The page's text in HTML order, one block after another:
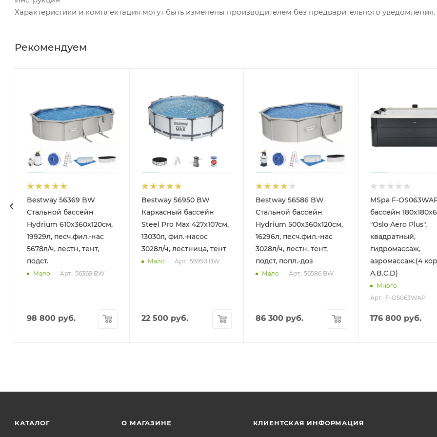
Характеристики и комплектация могут быть изменены производителем без предварительного уведомления.
Рекомендуем
Bestway 56369 BW
Стальной бассейн
Hydrium 610х360х120см,
19929л, песч.фил.-нас
5678л/ч, лестн, тент,
подст.
Мало Арт.: 56369 BW
98 800руб.
Bestway 56950 BW
Каркасный бассейн
Steel Pro Max 427х107см,
13030л, фил.-насос
3028л/ч, лестница, тент
Мало Арт.: 56950 BW
22 500руб.
Bestway 56586 BW
Стальной бассейн
Hydrium 500х360х120см,
16296л, песч.фил.-нас
3028л/ч, лестн, тент,
подст, попл.-доз
Мало Арт.: 56586 BW
86 300 руб.
MSpa F-
бассейн
"Oslo Aero Plus",
квадратный,
гидромассаж,
аэромассаж.(4
A.B.C.D)
Много
Арт.: F-OS063WAP
176 800 руб.
КАТАЛОГ О МАГАЗИНЕ КЛИЕНТСКАЯ ИНФОРМАЦИЯ